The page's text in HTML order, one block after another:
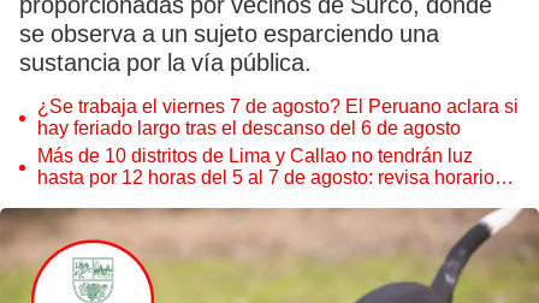
se observa a un sujeto esparciendo una
sustancia por la vía pública.
¿Se trabaja el viernes 7 de agosto? El Peruano aclara si
hay feriado largo tras el descanso del 6 de agosto
Más de 10 distritos de Lima y Callao no tendrán luz
hasta por 12 horas del 5 al 7 de agosto: revisa horarios y